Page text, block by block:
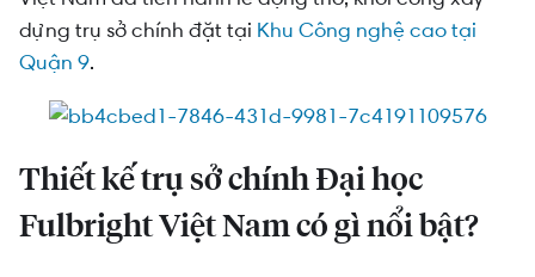
Một số điểm nổi bật khác của trụ sở chính Đại
học Fulbright Việt Nam
dựng trụ sở chính đặt tại Khu Công nghệ cao tại
Quận 9.
Thiết kế trụ sở chính Đại học
Fulbright Việt Nam có gì nổi bật?